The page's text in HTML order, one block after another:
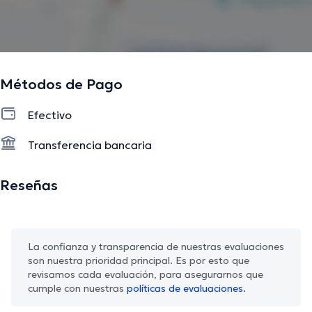
Métodos de Pago
Efectivo
Transferencia bancaria
Reseñas
La confianza y transparencia de nuestras evaluaciones
son nuestra prioridad principal. Es por esto que
revisamos cada evaluación, para asegurarnos que
cumple con nuestras políticas de evaluaciones.